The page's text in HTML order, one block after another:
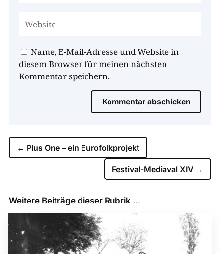
Name, E-Mail-Adresse und Website in
diesem Browser für meinen nächsten
Kommentar speichern.
Kommentar abschicken
← Plus One – ein Eurofolkprojekt
Festival-Mediaval XIV →
Weitere Beiträge dieser Rubrik …